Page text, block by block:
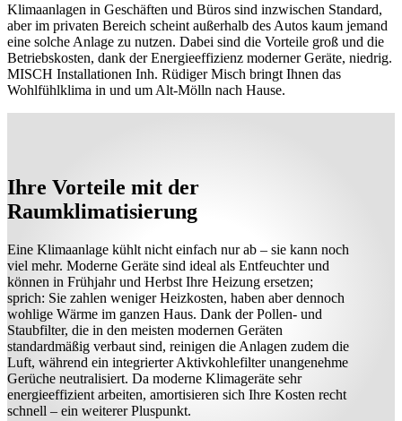
Klimaanlagen in Geschäften und Büros sind inzwischen Standard,
aber im privaten Bereich scheint außerhalb des Autos kaum jemand
eine solche Anlage zu nutzen. Dabei sind die Vorteile groß und die
Betriebskosten, dank der Energieeffizienz moderner Geräte, niedrig.
MISCH Installationen Inh. Rüdiger Misch bringt Ihnen das
Wohlfühlklima in und um Alt-Mölln nach Hause.
Ihre Vorteile mit der
Raumklimatisierung
Eine Klimaanlage kühlt nicht einfach nur ab – sie kann noch
viel mehr. Moderne Geräte sind ideal als Entfeuchter und
können in Frühjahr und Herbst Ihre Heizung ersetzen;
sprich: Sie zahlen weniger Heizkosten, haben aber dennoch
wohlige Wärme im ganzen Haus. Dank der Pollen- und
Staubfilter, die in den meisten modernen Geräten
standardmäßig verbaut sind, reinigen die Anlagen zudem die
Luft, während ein integrierter Aktivkohlefilter unangenehme
Gerüche neutralisiert. Da moderne Klimageräte sehr
energieeffizient arbeiten, amortisieren sich Ihre Kosten recht
schnell – ein weiterer Pluspunkt.